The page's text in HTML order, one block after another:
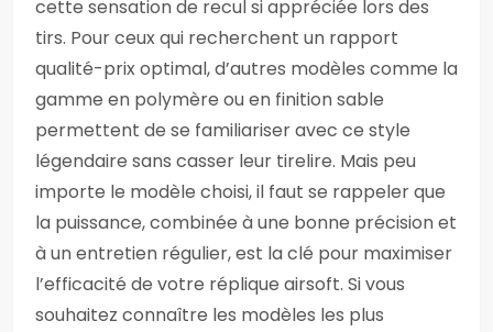
cette sensation de recul si appréciée lors des
tirs. Pour ceux qui recherchent un rapport
qualité-prix optimal, d’autres modèles comme la
gamme en polymère ou en finition sable
permettent de se familiariser avec ce style
légendaire sans casser leur tirelire. Mais peu
importe le modèle choisi, il faut se rappeler que
la puissance, combinée à une bonne précision et
à un entretien régulier, est la clé pour maximiser
l’efficacité de votre réplique airsoft. Si vous
souhaitez connaître les modèles les plus